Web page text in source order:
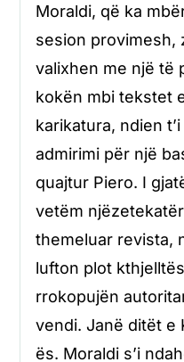
Moraldi, që ka
sesion provimesh,
valixhen me një të
kokën mbi tekstet
karikatura, ndien
admirimi për një
quajtur Piero. I
vetëm
themeluar revista,
lufton plot
rrokopujën
vendi. Janë ditët e
ës. Moraldi s’i